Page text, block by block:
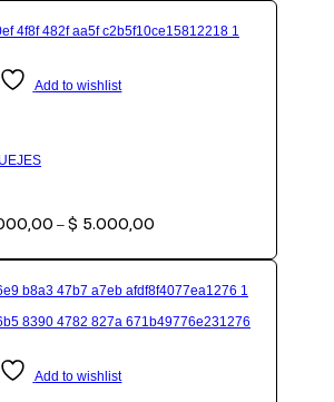
Add to wishlist
– $ 5.000,00de
hasta
$ 5.000,00
Add to wishlist